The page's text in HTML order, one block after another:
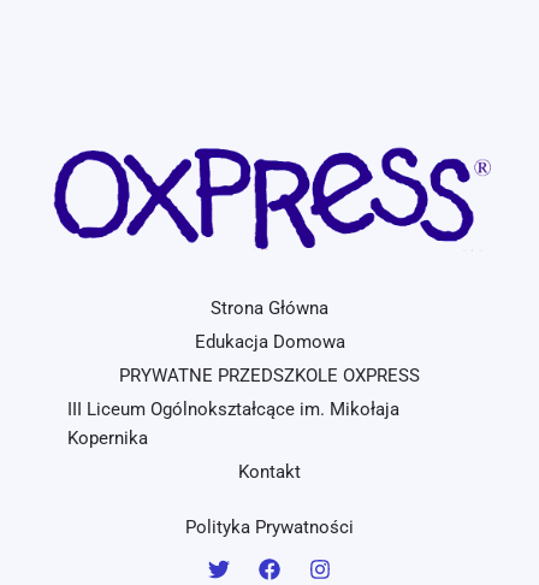
Strona Główna
Edukacja Domowa
PRYWATNE PRZEDSZKOLE OXPRESS
III Liceum Ogólnokształcące im. Mikołaja
Kopernika
Kontakt
Polityka Prywatności